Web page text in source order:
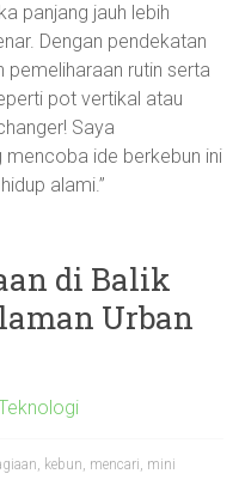
panjang jauh lebih
Dengan pendekatan
pemeliharaan rutin serta
pot vertikal atau
Saya
ide berkebun ini
alami.”
di Balik
Urban
, kebun, mencari, mini